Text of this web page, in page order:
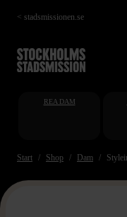
Hoppa
till
< stadsmissionen.se
REA DAM
Start Shop Dam